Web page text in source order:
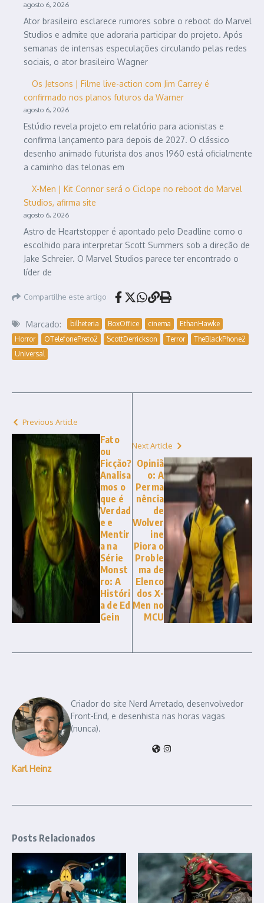
agosto 6, 2026
Ator brasileiro esclarece rumores sobre o reboot do Marvel
Studios e admite que adoraria participar do projeto. Após
semanas de intensas especulações circulando pelas redes
sociais, o ator brasileiro Wagner
Os Jetsons | Filme live-action com Jim Carrey é
confirmado nos planos futuros da Warner
agosto 6, 2026
Estúdio revela projeto em relatório para acionistas e
confirma lançamento para depois de 2027. O clássico
desenho animado futurista dos anos 1960 está oficialmente
a caminho das telonas em
X-Men | Kit Connor será o Ciclope no reboot do Marvel
Studios, afirma site
agosto 6, 2026
Astro de Heartstopper é apontado pelo Deadline como o
escolhido para interpretar Scott Summers sob a direção de
Jake Schreier. O Marvel Studios parece ter encontrado o
líder de
Compartilhe este artigo
Marcado: bilheteria BoxOffice cinema
EthanHawke
Horror
OTelefonePreto2 ScottDerrickson Terror
TheBlackPhone2
Universal
Previous Article
Fato
ou
Ficção?
Analisa
mos o
que é
Verdad
e e
Mentir
a na
Série
Monst
ro: A
Históri
a de Ed
Gein
Next Article
Opiniã
o: A
Perma
nência
de
Wolver
ine
Piora o
Proble
ma de
Elenco
dos X-
Men no
MCU
Karl Heinz
Criador do site Nerd Arretado, desenvolvedor
Front-End, e desenhista nas horas vagas
(nunca).
Posts Relacionados